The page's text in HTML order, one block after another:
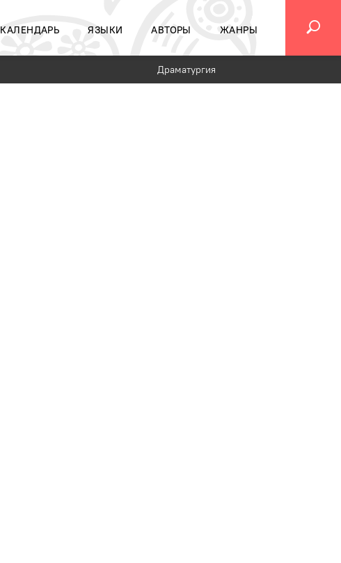
КАЛЕНДАРЬ ЯЗЫКИ АВТОРЫ ЖАНРЫ
Драматургия